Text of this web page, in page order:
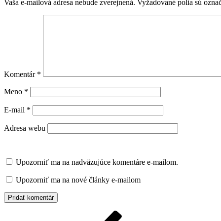
Vaša e-mailová adresa nebude zverejnená. Vyžadované polia sú
Komentár *
Meno *
E-mail *
Adresa webu
Upozorniť ma na nadväzujúce komentáre e-mailom.
Upozorniť ma na nové články e-mailom